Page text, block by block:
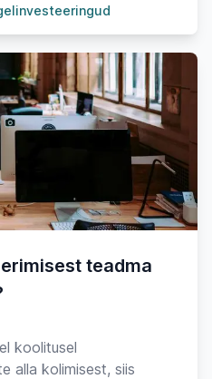
teadma
koolitusel
alla kolimisest, siis